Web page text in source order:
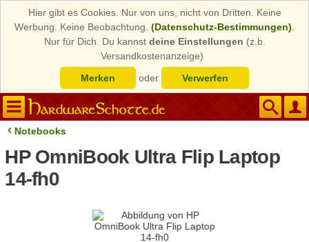
Hier gibt es Cookies. Nur von uns, nicht von Dritten. Keine
Werbung. Keine Beobachtung. (Datenschutz-Bestimmungen)
Nur für Dich. Du kannst deine Einstellungen (z.b.
Versandkostenanzeige)
Merken
oder Verwerfen
Notebooks
HP OmniBook Ultra Flip Laptop
14-fh0